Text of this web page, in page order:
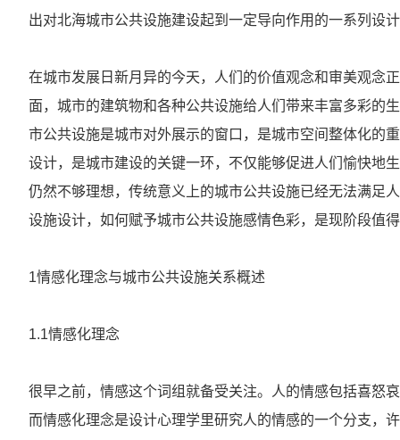
出对北海城市公共设施建设起到一定导向作用的一系列设
在城市发展日新月异的今天，人们的价值观念和审美观念
面，城市的建筑物和各种公共设施给人们带来丰富多彩的
市公共设施是城市对外展示的窗口，是城市空间整体化的
设计，是城市建设的关键一环，不仅能够促进人们愉快地
仍然不够理想，传统意义上的城市公共设施已经无法满足
设施设计，如何赋予城市公共设施感情色彩，是现阶段值
1情感化理念与城市公共设施关系概述
1.1情感化理念
很早之前，情感这个词组就备受关注。人的情感包括喜怒
而情感化理念是设计心理学里研究人的情感的一个分支，